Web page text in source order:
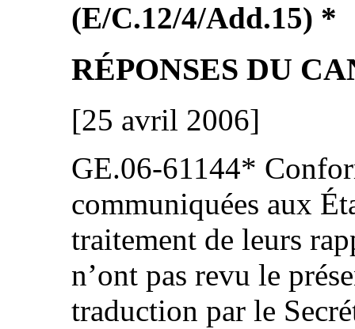
(E/C.12/4/Add.15) *
RÉPONSES DU
[25 avril 2006]
GE.06-61144*
communiquées aux
traitement de leurs
n’ont pas revu le
traduction par le